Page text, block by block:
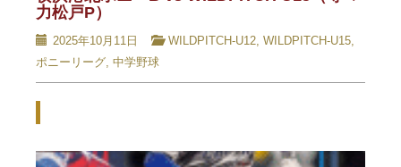
力松戸P）
2025年10月11日 WILDPITCH-U12, WILDPITCH-U15,
ポニーリーグ, 中学野球